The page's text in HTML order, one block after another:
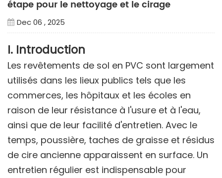
étape pour le nettoyage et le cirage
Dec 06 , 2025
I. Introduction
Les revêtements de sol en PVC sont largement
utilisés dans les lieux publics tels que les
commerces, les hôpitaux et les écoles en
raison de leur résistance à l'usure et à l'eau,
ainsi que de leur facilité d'entretien. Avec le
temps, poussière, taches de graisse et résidus
de cire ancienne apparaissent en surface. Un
entretien régulier est indispensable pour